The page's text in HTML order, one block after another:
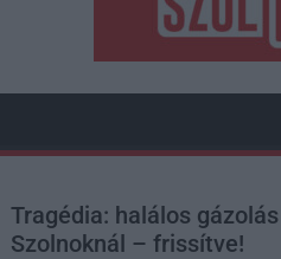
Tragédia: halálos
Szolnoknál – frissítve!